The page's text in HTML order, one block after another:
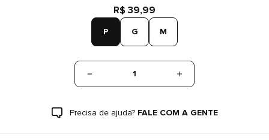
R$ 39,99
P G M
1
Precisa de ajuda? FALE COM A GENTE